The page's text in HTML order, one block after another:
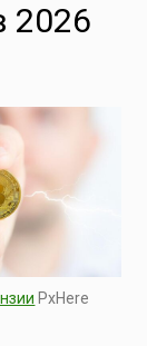
2026
PxHere